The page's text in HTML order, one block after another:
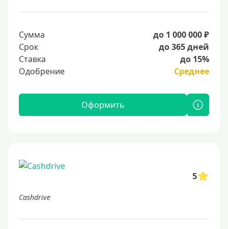
Сумма
до 1 000 000 ₽
Срок
до 365 дней
Ставка
до 15%
Одобрение
Среднее
Оформить
5
Cashdrive